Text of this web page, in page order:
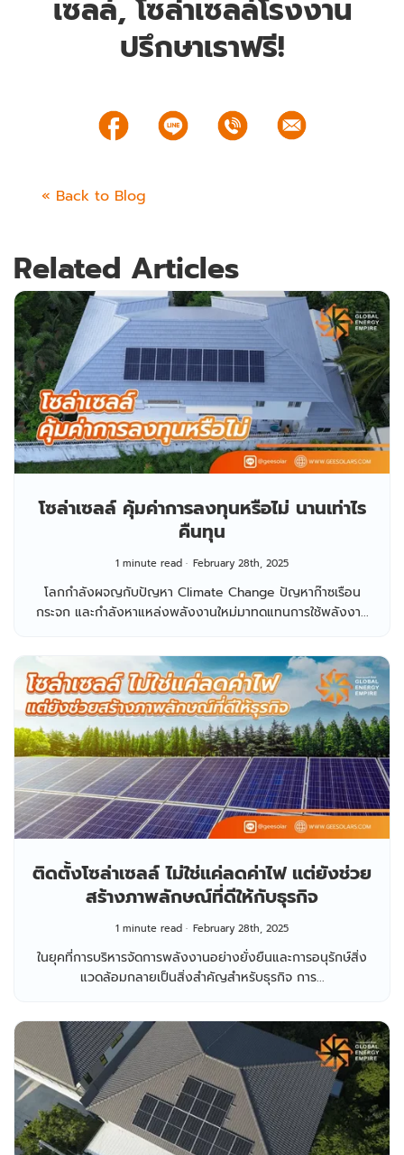
เซลล์, โซล่าเซลล์โรงงาน
ปรึกษาเราฟรี!
« Back to Blog
Related Articles
โซล่าเซลล์ คุ้มค่าการลงทุนหรือไม่ นานเท่าไร
คืนทุน
1 minute read February 28th, 2025
โลกกำลังผจญกับปัญหา Climate Change ปัญหาก๊าซเรือน
กระจก และกำลังหาแหล่งพลังงานใหม่มาทดแทนการใช้พลังงา...
ติดตั้งโซล่าเซลล์ ไม่ใช่แค่ลดค่าไฟ แต่ยังช่วย
สร้างภาพลักษณ์ที่ดีให้กับธุรกิจ
1 minute read February 28th, 2025
ในยุคที่การบริหารจัดการพลังงานอย่างยั่งยืนและการอนุรักษ์สิ่ง
แวดล้อมกลายเป็นสิ่งสำคัญสำหรับธุรกิจ การ...